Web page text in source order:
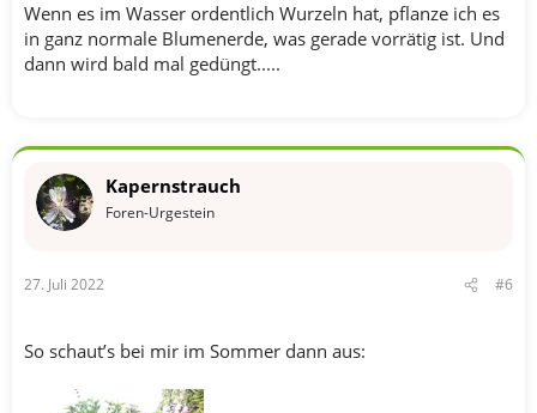
Wenn es im Wasser ordentlich Wurzeln hat, pflanze ich es
in ganz normale Blumenerde, was gerade vorrätig ist. Und
dann wird bald mal gedüngt.....
Kapernstrauch
Foren-Urgestein
27. Juli 2022 #6
So schaut’s bei mir im Sommer dann aus: